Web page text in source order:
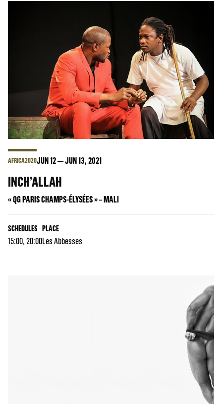
AFRICA2020JUN12 JUN13, 2021
INCH’ALLAH
« QG PARIS CHAMPS-ÉLYSÉES » – MALI
SCHEDULES
15:00, 20:00
PLACE
Les Abbesses